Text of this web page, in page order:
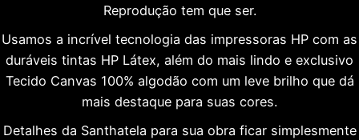
Reprodução tem que ser.
Usamos a incrível tecnologia das impressoras HP com as
duráveis tintas HP Látex, além do mais lindo e exclusivo
Tecido Canvas 100% algodão com um leve brilho que dá
mais destaque para suas cores.
Detalhes da Santhatela para sua obra ficar simplesmente